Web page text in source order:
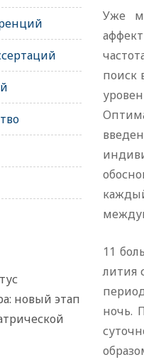
Уже
поиск
11
лития
ночь.
новый этап